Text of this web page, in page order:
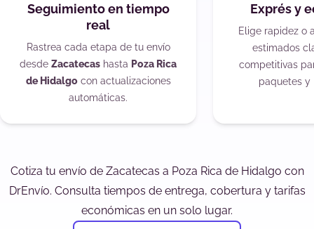
Seguimiento en tiempo
real
Rastrea cada etapa de tu envío
desde Zacatecas hasta Poza Rica
de Hidalgocon actualizaciones
automáticas.
Exprés y
Elige rapidez o
estimados
competitivas
paquetes y
Cotiza tu envío de Zacatecas a Poza Rica de Hidalgo con
DrEnvío. Consulta tiempos de entrega, cobertura y tarifas
económicas en un solo lugar.